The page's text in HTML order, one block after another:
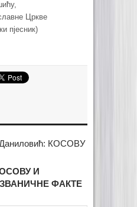
Цркве
пјесник)
КОСОВУ
И
ФАКТЕ